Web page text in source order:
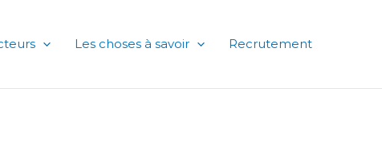
Les choses à savoir Recrutement